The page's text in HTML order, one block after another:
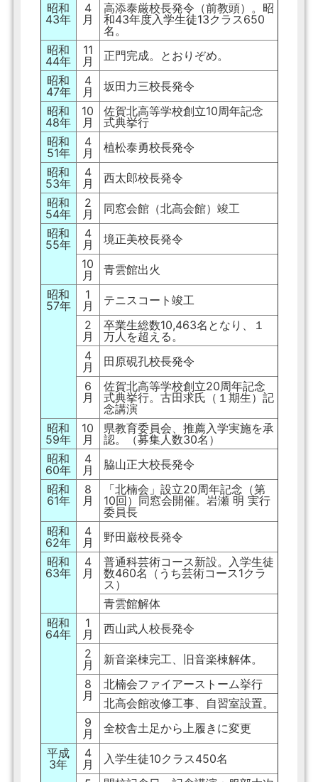
昭和
43年
4
月
高添泰厳校長発令（前教頭）。昭
和43年度入学生徒13クラス650
名。
昭和
44年
11
月
正門完成。とおりぞめ。
昭和
47年
4
月
坂田力三校長発令
昭和
48年
10
月
佐賀北高等学校創立10周年記念
式典挙行
昭和
51年
4
月
植松泰勇校長発令
昭和
53年
4
月
西太郎校長発令
昭和
54年
2
月
同窓会館（北高会館）竣工
昭和
55年
4
月
境正美校長発令
10
月
青雲館出火
昭和
57年
1
月
テニスコート竣工
2
月
卒業生総数10,463名となり、１
万人を超える。
4
月
田原硯孔校長発令
6
月
佐賀北高等学校創立20周年記念
式典挙行。古田求氏（１期生）記
念講演
昭和
59年
10
月
県教育委員会、推薦入学実施を承
認。（募集人数30名）
昭和
60年
4
月
脇山正大校長発令
昭和
61年
8
月
「北楠会」設立20周年記念（第
10回）同窓会開催。岩瀬 明 実行
委員長
昭和
62年
4
月
野田巌校長発令
昭和
63年
4
月
普通科芸術コース新設。入学生徒
数460名（うち芸術コース1クラ
ス）
青雲館解体
昭和
64年
1
月
西山武人校長発令
2
月
新音楽棟完工、旧音楽棟解体。
8
月
北楠会ファイアーストーム挙行
北高会館改修工事、自習室設置。
9
月
全校舎土足から上履きに変更
平成
3年
4
月
入学生徒10クラス450名